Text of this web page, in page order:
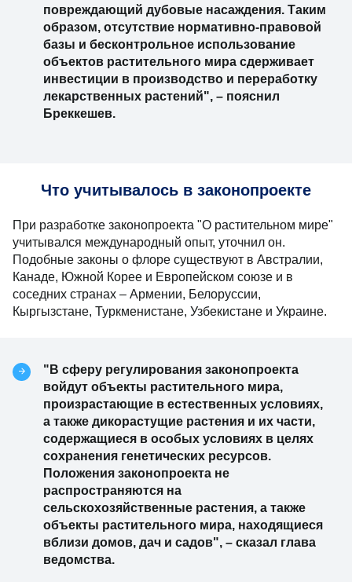
повреждающий дубовые насаждения. Таким
образом, отсутствие нормативно-правовой
базы и бесконтрольное использование
объектов растительного мира сдерживает
инвестиции в производство и переработку
лекарственных растений", – пояснил
Бреккешев.
Что учитывалось в законопроекте
При разработке законопроекта "О растительном мире"
учитывался международный опыт, уточнил он.
Подобные законы о флоре существуют в Австралии,
Канаде, Южной Корее и Европейском союзе и в
соседних странах – Армении, Белоруссии,
Кыргызстане, Туркменистане, Узбекистане и Украине.
"В сферу регулирования законопроекта
войдут объекты растительного мира,
произрастающие в естественных условиях,
а также дикорастущие растения и их части,
содержащиеся в особых условиях в целях
сохранения генетических ресурсов.
Положения законопроекта не
распространяются на
сельскохозяйственные растения, а также
объекты растительного мира, находящиеся
вблизи домов, дач и садов", – сказал глава
ведомства.